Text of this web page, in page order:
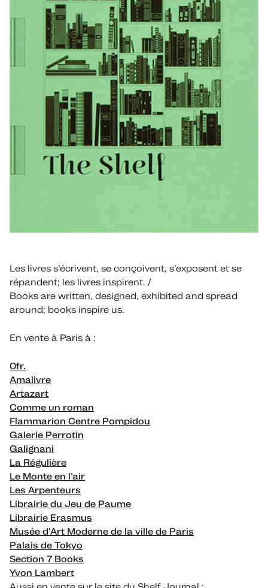
Les livres s’écrivent, se conçoivent, s’exposent et se
répandent; les livres inspirent. /
Books are written, designed, exhibited and spread
around; books inspire us.
En vente à Paris à :
0fr.
Amalivre
Artazart
Comme un roman
Flammarion Centre Pompidou
Galerie Perrotin
Galignani
La Régulière
Le Monte en l’air
Les Arpenteurs
Librairie du Jeu de Paume
Librairie Erasmus
Musée d’Art Moderne de la ville de Paris
Palais de Tokyo
Section 7 Books
Yvon Lambert